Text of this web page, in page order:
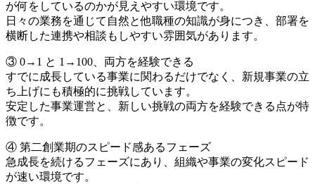
が何をしているのかが見えやすい環境です。
日々の業務を通じて自然と他職種の知識が身につき、部署を
横断した連携や相談もしやすい雰囲気があります。
③ 0→1 と 1→100、両方を経験できる
すでに成長している事業に関わるだけでなく、新規事業の立
ち上げにも積極的に挑戦しています。
安定した事業運営と、新しい挑戦の両方を経験できる点が特
徴です。
④ 第二創業期のスピード感あるフェーズ
急成長を続けるフェーズにあり、組織や事業の変化スピード
が速い環境です。